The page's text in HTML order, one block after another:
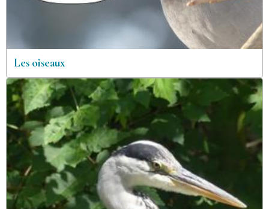
Les oiseaux